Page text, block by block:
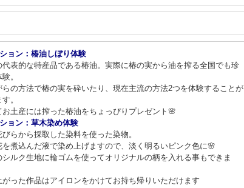
ョン：椿油しぼり体験
代表的な特産品である椿油。実際に椿の実から油を搾る全国でも珍
。
らの方法で椿の実を砕いたり、現在主流の方法2つを体験することが
。
お土産には搾った椿油をちょっぴりプレゼント🌸
ョン：草木染め体験
らから採取した染料を使った染物。
を煮込んだ液で染め上げますので、淡く明るいピンク色に🌸
シルク生地に輪ゴムを使ってオリジナルの柄を入れる事もできま
がった作品はアイロンをかけてお持ち帰りいただけます